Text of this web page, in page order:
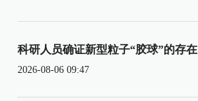
科研人员确证新型粒子“胶球”的存在
2026-08-06 09:47